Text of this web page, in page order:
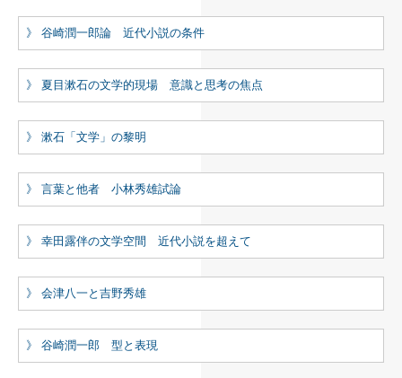
外国文学
教育学
エッセイ
ご注文方法
会社案内と地図
お問合せ
》 谷崎潤一郎論 近代小説の条件
》 夏目漱石の文学的現場 意識と思考の焦点
》 漱石「文学」の黎明
》 言葉と他者 小林秀雄試論
》 幸田露伴の文学空間 近代小説を超えて
》 会津八一と吉野秀雄
》 谷崎潤一郎 型と表現